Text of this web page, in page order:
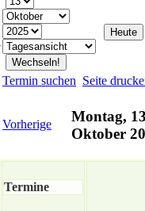
Termin suchen Seite
Vorherige
Montag,
Oktober
Termine